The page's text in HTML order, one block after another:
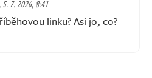
5. 7. 2026, 8:41
linku? Asi jo, co?